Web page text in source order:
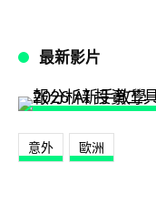
最新影片
意外 歐洲